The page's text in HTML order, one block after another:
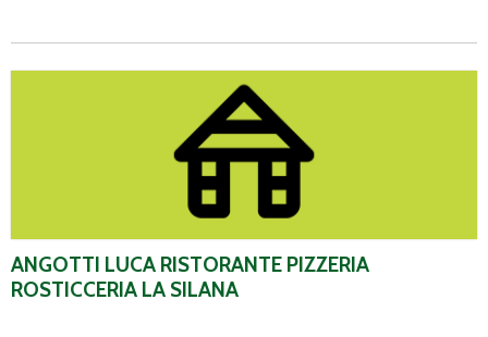
Angotti Luca Ristorante Pizzeria Rosticceria La Silana
ANGOTTI LUCA RISTORANTE PIZZERIA
ROSTICCERIA LA SILANA